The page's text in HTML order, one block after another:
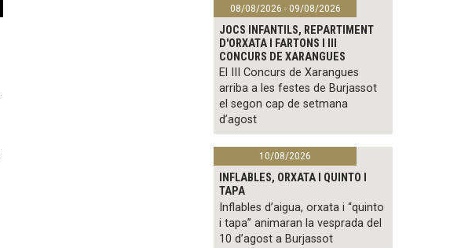
08/08/2026 - 09/08/2026
JOCS INFANTILS, REPARTIMENT
D'ORXATA I FARTONS I III
CONCURS DE XARANGUES
El III Concurs de Xarangues
arriba a les festes de Burjassot
el segon cap de setmana
d’agost
10/08/2026
INFLABLES, ORXATA I QUINTO I
TAPA
Inflables d’aigua, orxata i “quinto
i tapa” animaran la vesprada del
10 d’agost a Burjassot